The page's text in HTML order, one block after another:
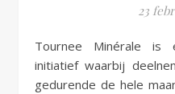
23
Tournee Minérale is een jaarlijks terugkerend
initiatief waarbij
gedurende de hele